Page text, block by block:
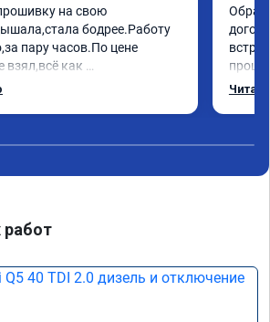
на свою
бодрее.Работу
пару часов.По цене
взял,всё как
работы
рекомендую
специалиста!
Арман